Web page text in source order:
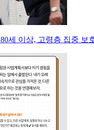
세 이상, 고령층 집중 보